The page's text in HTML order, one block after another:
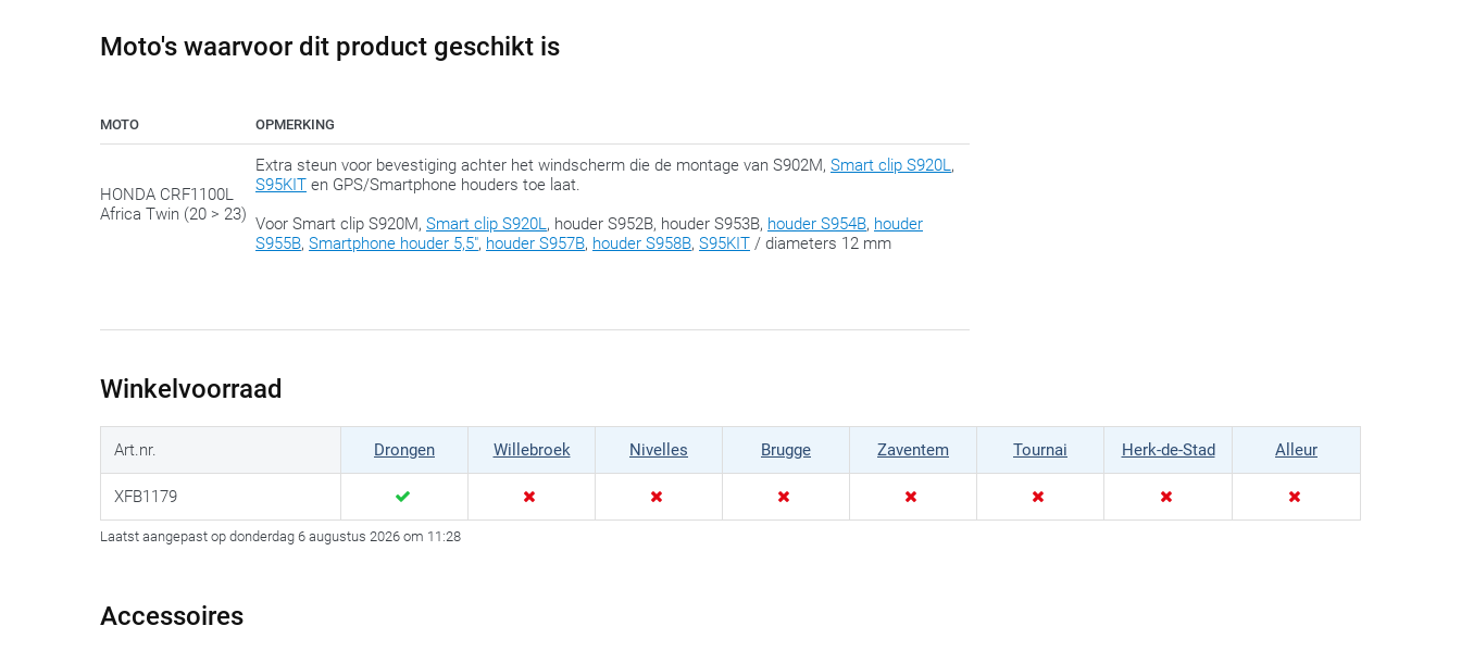
Moto's waarvoor dit product geschikt is
MOTO OPMERKING
HONDA CRF1100L
Africa Twin (20 > 23)
Extra steun voor bevestiging achter het windscherm die de montage van S902M, Smart clip S920L,
S95KIT en GPS/Smartphone houders toe laat.
Voor Smart clip S920M, Smart clip S920L, houder S952B, houder S953B, houder S954B, houder
S955B, Smartphone houder 5,5", houder S957B, houder S958B, S95KIT / diameters 12 mm
Winkelvoorraad
Art.nr. Drongen Willebroek Nivelles Brugge Zaventem Tournai Herk-de-Stad Alleur
XFB1179
Laatst aangepast op donderdag 6 augustus 2026 om 11:28
Accessoires